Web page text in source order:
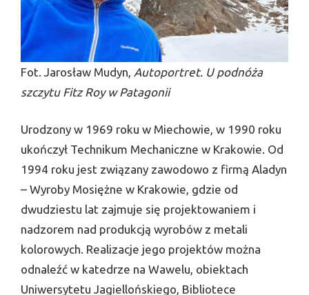
Fot. Jarosław Mudyn, Autoportret. U podnóża
szczytu Fitz Roy w Patagonii
Urodzony w 1969 roku w Miechowie, w 1990 roku
ukończył Technikum Mechaniczne w Krakowie. Od
1994 roku jest związany zawodowo z firmą Aladyn
– Wyroby Mosiężne w Krakowie, gdzie od
dwudziestu lat zajmuje się projektowaniem i
nadzorem nad produkcją wyrobów z metali
kolorowych. Realizacje jego projektów można
odnaleźć w katedrze na Wawelu, obiektach
Uniwersytetu Jagiellońskiego, Bibliotece